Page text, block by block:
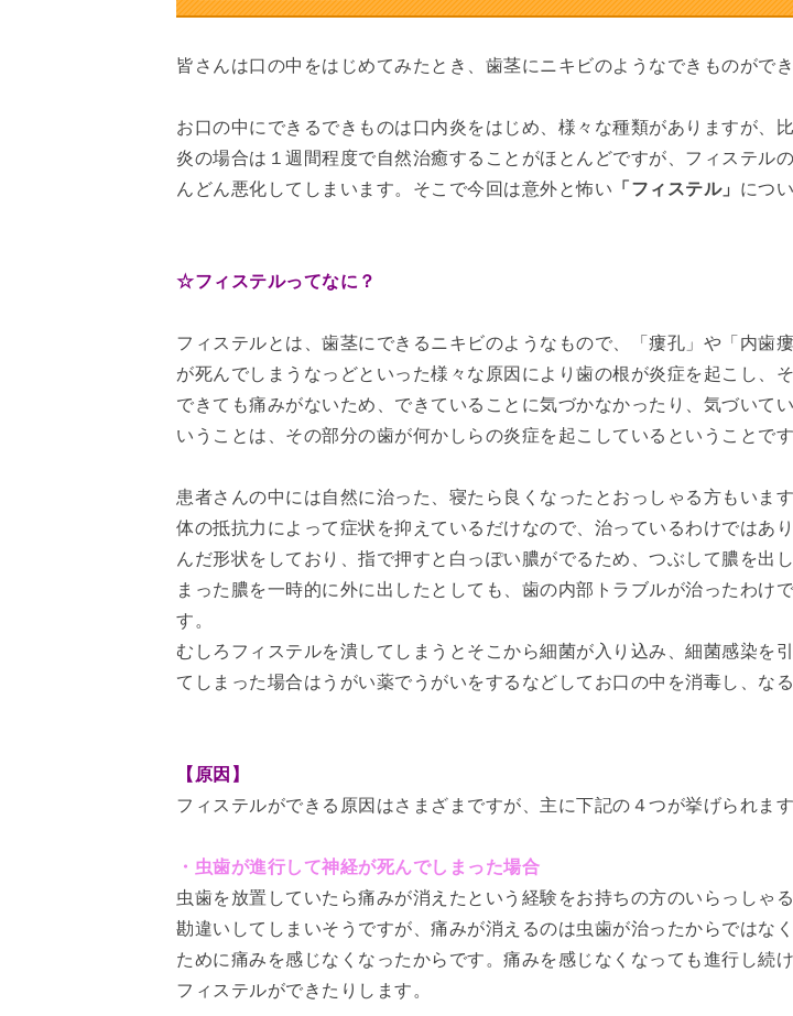
皆さんは口の中をはじめてみたとき、歯茎にニキビのようなできものがで
お口の中にできるできものは口内炎をはじめ、様々な種類がありますが、
炎の場合は１週間程度で自然治癒することがほとんどですが、フィステル
んどん悪化してしまいます。そこで今回は意外と怖い 「フィステル」 につ
☆フィステルってなに？
フィステルとは、歯茎にできるニキビのようなもので、「瘻孔」や「内歯
が死んでしまうなっどといった様々な原因により歯の根が炎症を起こし、
できても痛みがないため、できていることに気づかなかったり、気づいて
いうことは、その部分の歯が何かしらの炎症を起こしているということで
患者さんの中には自然に治った、寝たら良くなったとおっしゃる方もいま
体の抵抗力によって症状を抑えているだけなので、治っているわけではあ
んだ形状をしており、指で押すと白っぽい膿がでるため、つぶして膿を出
まった膿を一時的に外に出したとしても、歯の内部トラブルが治ったわけ
す。
むしろフィステルを潰してしまうとそこから細菌が入り込み、細菌感染を
てしまった場合はうがい薬でうがいをするなどしてお口の中を消毒し、な
【原因】
フィステルができる原因はさまざまですが、主に下記の４つが挙げられます
・虫歯が進行して神経が死んでしまった場合
虫歯を放置していたら痛みが消えたという経験をお持ちの方のいらっしゃ
勘違いしてしまいそうですが、痛みが消えるのは虫歯が治ったからではな
ために痛みを感じなくなったからです。痛みを感じなくなっても進行し続
フィステルができたりします。